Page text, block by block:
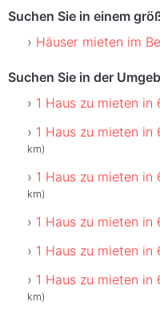
Suchen Sie in einem
Häuser mieten im
Suchen Sie in der
1 Haus zu mieten in
1 Haus zu mieten
km)
1 Haus zu mieten
km)
1 Haus zu mieten
1 Haus zu mieten in
1 Haus zu mieten in
km)